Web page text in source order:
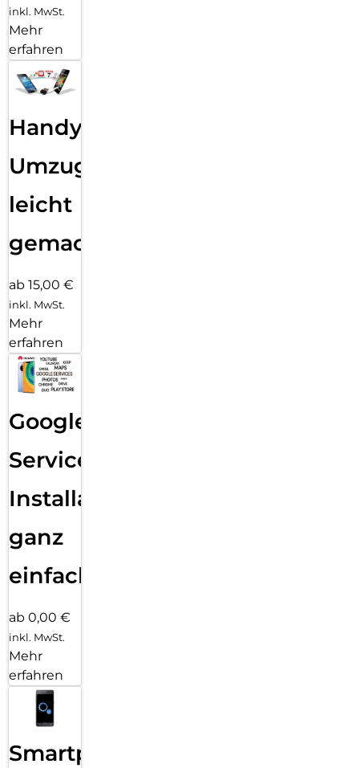
inkl. MwSt.
Mehr
erfahren
Handy
Umzug
leicht
gemacht!
ab 15,00 €
inkl. MwSt.
Mehr
erfahren
Google
Services
Installation
ganz
einfach
ab 0,00 €
inkl. MwSt.
Mehr
erfahren
Smartphone